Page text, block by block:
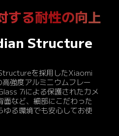
する耐性の向上
Structure
を採用したXiaomi
強度アルミニウムフレー
7iによる保護されたカメ
面など、細部にこだわった
ゆる環境でも安心してお使